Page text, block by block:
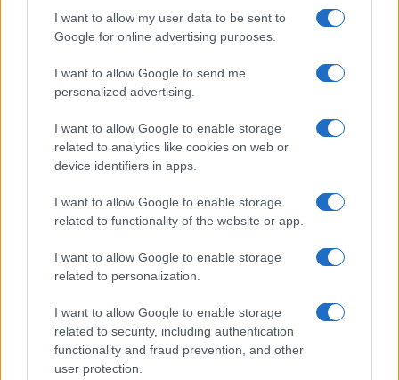
I want to allow my user data to be sent to
Google for online advertising purposes.
I want to allow Google to send me
personalized advertising.
I want to allow Google to enable storage
related to analytics like cookies on web or
device identifiers in apps.
I want to allow Google to enable storage
related to functionality of the website or app.
I want to allow Google to enable storage
related to personalization.
I want to allow Google to enable storage
related to security, including authentication
functionality and fraud prevention, and other
user protection.
Incendio nella notte a Olbia, a fuoco due furgoni
A fuoco un deposito con bombole, intervento dei
vigili del fuoco a Rudalza
Ristorante distrutto dalle fiamme a La
Maddalena, incendio a Monti d’à rena
Le previsioni meteo per il weekend a Olbia e in
Michelle Hunziker in Gallura, bella anche dal
vivo: un amico vip svela come fa